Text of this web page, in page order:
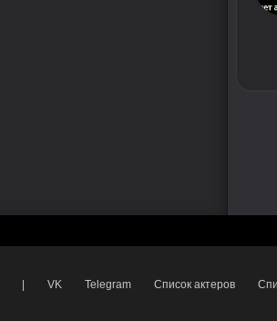
| VK Telegram Список актеров